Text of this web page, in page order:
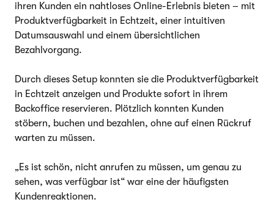
ihren Kunden ein nahtloses Online-Erlebnis bieten – mit
Produktverfügbarkeit in Echtzeit, einer intuitiven
Datumsauswahl und einem übersichtlichen
Bezahlvorgang.
Durch dieses Setup konnten sie die Produktverfügbarkeit
in Echtzeit anzeigen und Produkte sofort in ihrem
Backoffice reservieren. Plötzlich konnten Kunden
stöbern, buchen und bezahlen, ohne auf einen Rückruf
warten zu müssen.
„Es ist schön, nicht anrufen zu müssen, um genau zu
sehen, was verfügbar ist“ war eine der häufigsten
Kundenreaktionen.